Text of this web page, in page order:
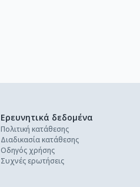
Ερευνητικά δεδομένα
Πολιτική κατάθεσης
Διαδικασία κατάθεσης
Οδηγός χρήσης
Συχνές ερωτήσεις